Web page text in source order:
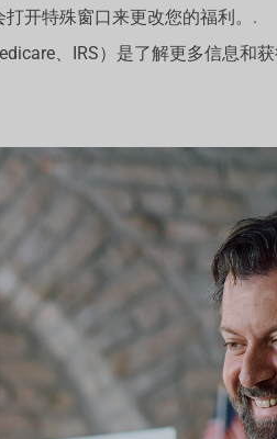
开特殊窗口来更改您的福利。.
、IRS）是了解更多信息和